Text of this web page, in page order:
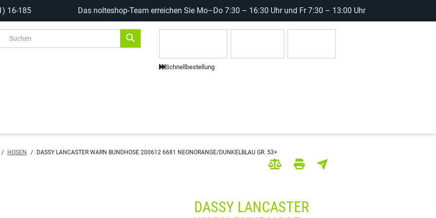
16-185 Das nolteshop-Team erreichen Sie Mo–Do 7:30 – 16:30 Uhr und Fr 7:30 – 13:00 Uhr
Schnellbestellung
/ HOSEN / DASSY LANCASTER WARN BUNDHOSE 200612 6681 NEONORANGE/DUNKELBLAU GR. 53+
DASSY LANCASTER